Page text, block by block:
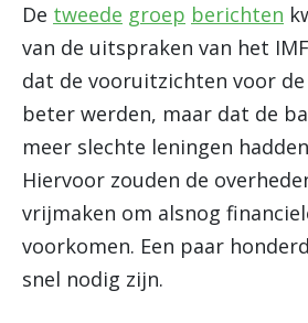
De tweede groep berichten
van de uitspraken van het
dat de vooruitzichten voor
beter werden, maar dat de
meer slechte leningen
Hiervoor zouden de
vrijmaken om alsnog
voorkomen. Een paar
snel nodig zijn.